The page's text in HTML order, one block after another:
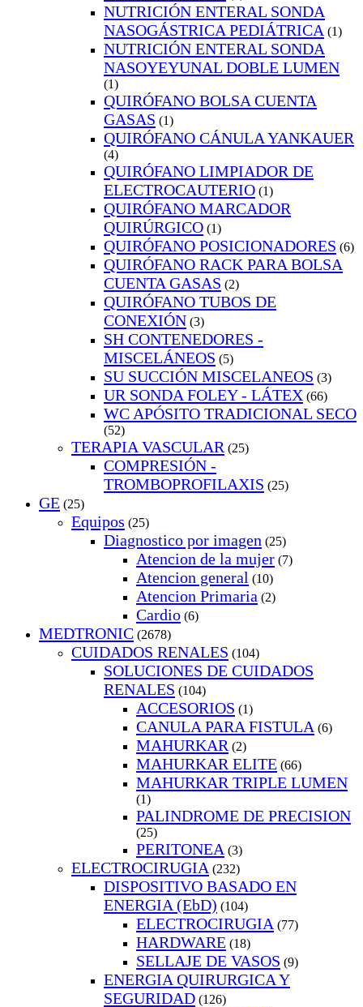
NUTRICIÓN ENTERAL SONDA
NASOGÁSTRICA PEDIÁTRICA (1)
NUTRICIÓN ENTERAL SONDA
NASOYEYUNAL DOBLE LUMEN
(1)
QUIRÓFANO BOLSA CUENTA
GASAS (1)
QUIRÓFANO CÁNULA YANKAUER
(4)
QUIRÓFANO LIMPIADOR DE
ELECTROCAUTERIO (1)
QUIRÓFANO MARCADOR
QUIRÚRGICO (1)
QUIRÓFANO POSICIONADORES (6)
QUIRÓFANO RACK PARA BOLSA
CUENTA GASAS (2)
QUIRÓFANO TUBOS DE
CONEXIÓN (3)
SH CONTENEDORES -
MISCELÁNEOS (5)
SU SUCCIÓN MISCELANEOS (3)
UR SONDA FOLEY - LÁTEX (66)
WC APÓSITO TRADICIONAL SECO
(52)
TERAPIA VASCULAR (25)
COMPRESIÓN -
TROMBOPROFILAXIS (25)
GE (25)
Equipos (25)
Diagnostico por imagen (25)
Atencion de la mujer (7)
Atencion general (10)
Atencion Primaria (2)
Cardio (6)
MEDTRONIC (2678)
CUIDADOS RENALES (104)
SOLUCIONES DE CUIDADOS
RENALES (104)
ACCESORIOS (1)
CANULA PARA FISTULA (6)
MAHURKAR (2)
MAHURKAR ELITE (66)
MAHURKAR TRIPLE LUMEN
(1)
PALINDROME DE PRECISION
(25)
PERITONEA (3)
ELECTROCIRUGIA (232)
DISPOSITIVO BASADO EN
ENERGIA (EbD) (104)
ELECTROCIRUGIA (77)
HARDWARE (18)
SELLAJE DE VASOS (9)
ENERGIA QUIRURGICA Y
SEGURIDAD (126)